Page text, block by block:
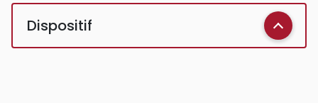
Dispositif